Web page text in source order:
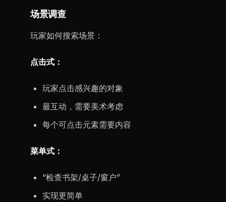
场景调查
玩家如何搜索场景：
点击式：
玩家点击感兴趣的对象
最互动，需要美术考虑
每个可点击元素需要内容
菜单式：
“检查书架/桌子/窗户”
实现更简单